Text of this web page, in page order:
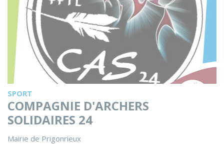
SPORT
COMPAGNIE D'ARCHERS
SOLIDAIRES 24
Mairie de Prigonrieux